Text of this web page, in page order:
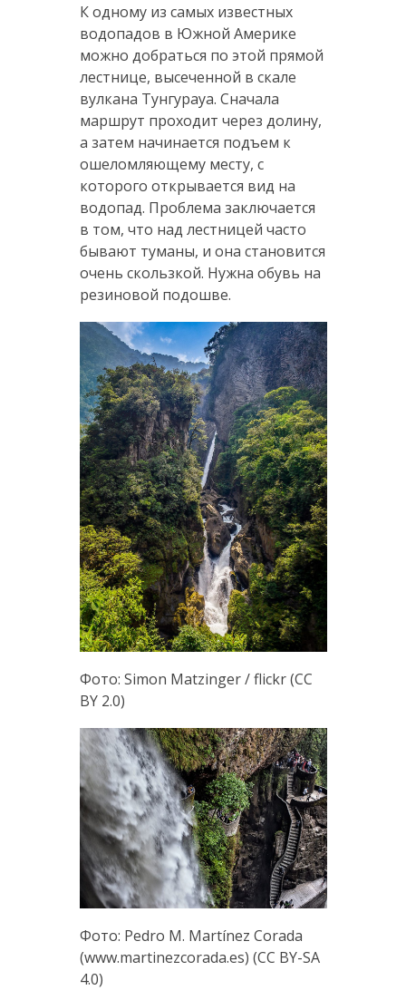
К одному из самых известных
водопадов в Южной Америке
можно добраться по этой прямой
лестнице, высеченной в скале
вулкана Тунгурауа. Сначала
маршрут проходит через долину,
а затем начинается подъем к
ошеломляющему месту, с
которого открывается вид на
водопад. Проблема заключается
в том, что над лестницей часто
бывают туманы, и она становится
очень скользкой. Нужна обувь на
резиновой подошве.
Фото: Simon Matzinger / flickr (CC
BY 2.0)
Фото: Pedro M. Martínez Corada
(www.martinezcorada.es) (CC BY-SA
4.0)